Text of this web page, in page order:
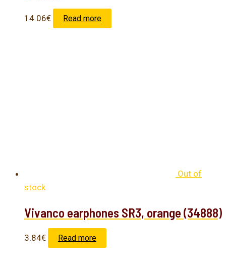
14.06€ Read more
Out of
stock
Vivanco earphones SR3, orange (34888)
3.84€ Read more